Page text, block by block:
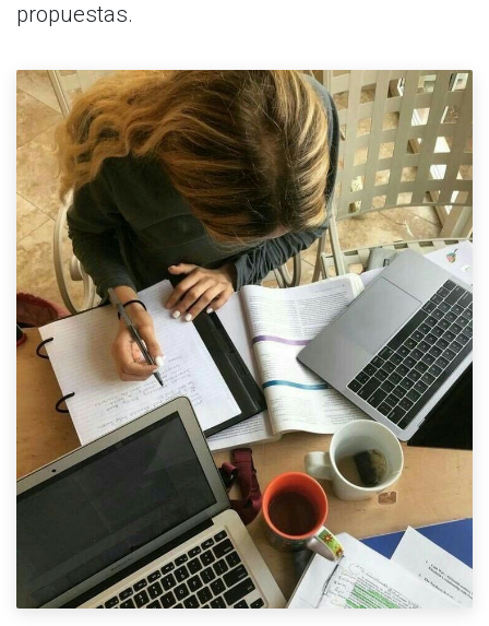
propuestas.